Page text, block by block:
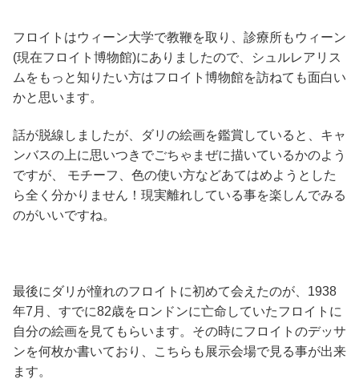
フロイトはウィーン大学で教鞭を取り、診療所もウィーン
(現在フロイト博物館)にありましたので、シュルレアリス
ムをもっと知りたい方はフロイト博物館を訪ねても面白い
かと思います。
話が脱線しましたが、ダリの絵画を鑑賞していると、キャ
ンバスの上に思いつきでごちゃまぜに描いているかのよう
ですが、 モチーフ、色の使い方などあてはめようとした
ら全く分かりません！現実離れしている事を楽しんでみる
のがいいですね。
最後にダリが憧れのフロイトに初めて会えたのが、1938
年7月、すでに82歳をロンドンに亡命していたフロイトに
自分の絵画を見てもらいます。その時にフロイトのデッサ
ンを何枚か書いており、こちらも展示会場で見る事が出来
ます。